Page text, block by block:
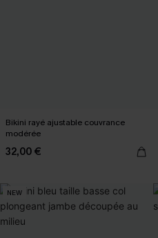
Bikini rayé ajustable couvrance
modérée
32,00 €
NEW